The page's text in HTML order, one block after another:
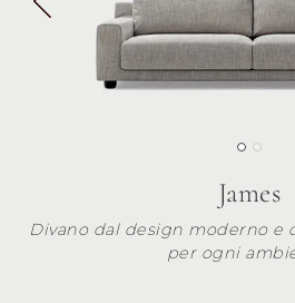
James
Divano dal design moderno e
per ogni